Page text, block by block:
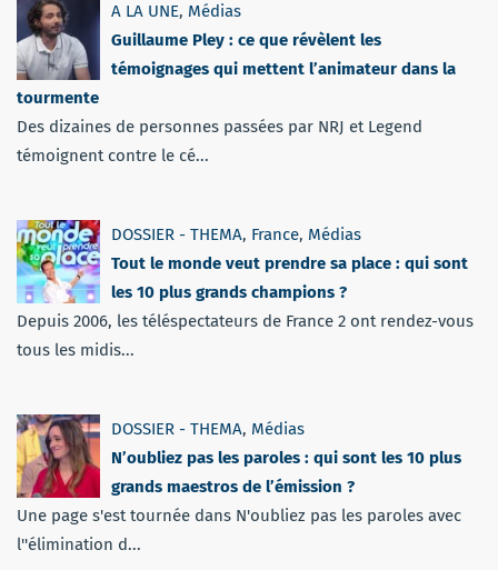
A LA UNE, Médias
Guillaume Pley : ce que révèlent les
témoignages qui mettent l’animateur dans la
tourmente
Des dizaines de personnes passées par NRJ et Legend
témoignent contre le cé...
DOSSIER - THEMA, France, Médias
Tout le monde veut prendre sa place : qui sont
les 10 plus grands champions ?
Depuis 2006, les téléspectateurs de France 2 ont rendez-vous
tous les midis...
DOSSIER - THEMA, Médias
N’oubliez pas les paroles : qui sont les 10 plus
grands maestros de l’émission ?
Une page s'est tournée dans N'oubliez pas les paroles avec
l''élimination d...